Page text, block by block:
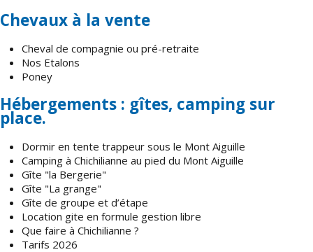
Chevaux à la vente
Cheval de compagnie ou pré-retraite
Nos Etalons
Poney
Hébergements : gîtes, camping sur
place.
Dormir en tente trappeur sous le Mont Aiguille
Camping à Chichilianne au pied du Mont Aiguille
Gîte "la Bergerie"
Gîte "La grange"
Gîte de groupe et d’étape
Location gite en formule gestion libre
Que faire à Chichilianne ?
Tarifs 2026